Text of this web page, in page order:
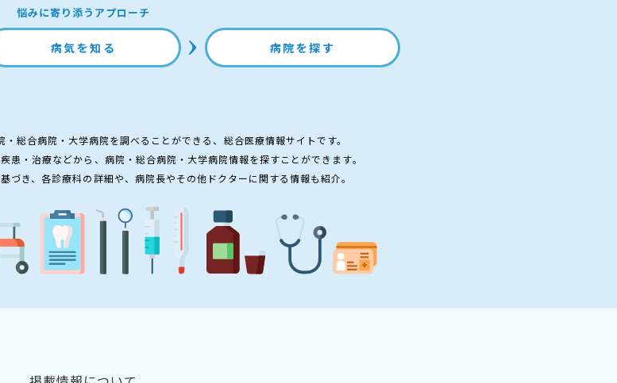
悩みに寄り添うアプローチ
病気を知る 病院を探す
総合病院・大学病院を調べることができる、総合医療情報サイトです。
患・治療などから、病院・総合病院・大学病院情報を探すことができます。
づき、各診療科の詳細や、病院長やその他ドクターに関する情報も紹介。